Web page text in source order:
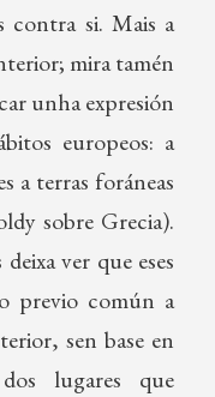
contra si. Mais a
mira tamén
unha expresión
europeos: a
a terras foráneas
sobre Grecia).
ver que eses
previo común a
sen base en
lugares que